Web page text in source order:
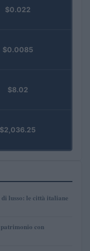
$0.022
$0.0085
$8.02
$2,036.25
lusso: le città italiane
con